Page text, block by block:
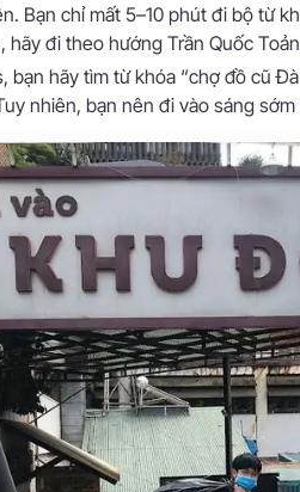
Bạn chỉ mất 5–10 phút đi bộ từ
hãy đi theo hướng Trần Quốc
bạn hãy tìm từ khóa “chợ đồ cũ
nhiên, bạn nên đi vào sáng